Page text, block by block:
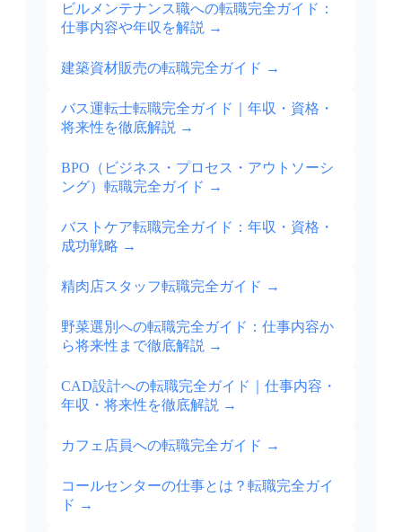
ビルメンテナンス職への転職完全ガイド：
仕事内容や年収を解説 →
建築資材販売の転職完全ガイド →
バス運転士転職完全ガイド｜年収・資格・
将来性を徹底解説 →
BPO（ビジネス・プロセス・アウトソーシ
ング）転職完全ガイド →
バストケア転職完全ガイド：年収・資格・
成功戦略 →
精肉店スタッフ転職完全ガイド →
野菜選別への転職完全ガイド：仕事内容か
ら将来性まで徹底解説 →
CAD設計への転職完全ガイド｜仕事内容・
年収・将来性を徹底解説 →
カフェ店員への転職完全ガイド →
コールセンターの仕事とは？転職完全ガイ
ド →